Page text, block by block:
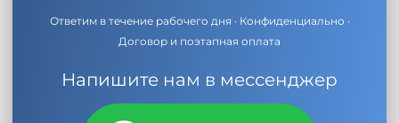
Ответим в течение рабочего дня · Конфиденциально ·
Договор и поэтапная оплата
Напишите нам в мессенджер